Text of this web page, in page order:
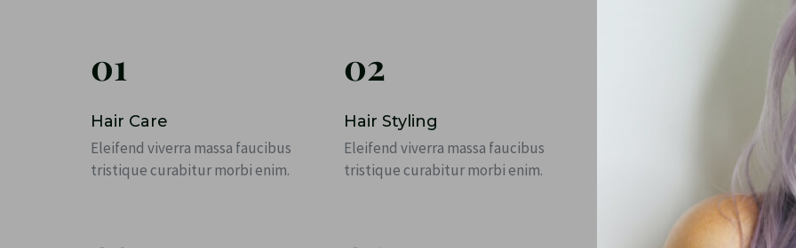
01
Hair Care
Eleifend viverra massa faucibus
tristique curabitur morbi enim.
02
Hair Styling
Eleifend viverra massa faucibus
tristique curabitur morbi enim.